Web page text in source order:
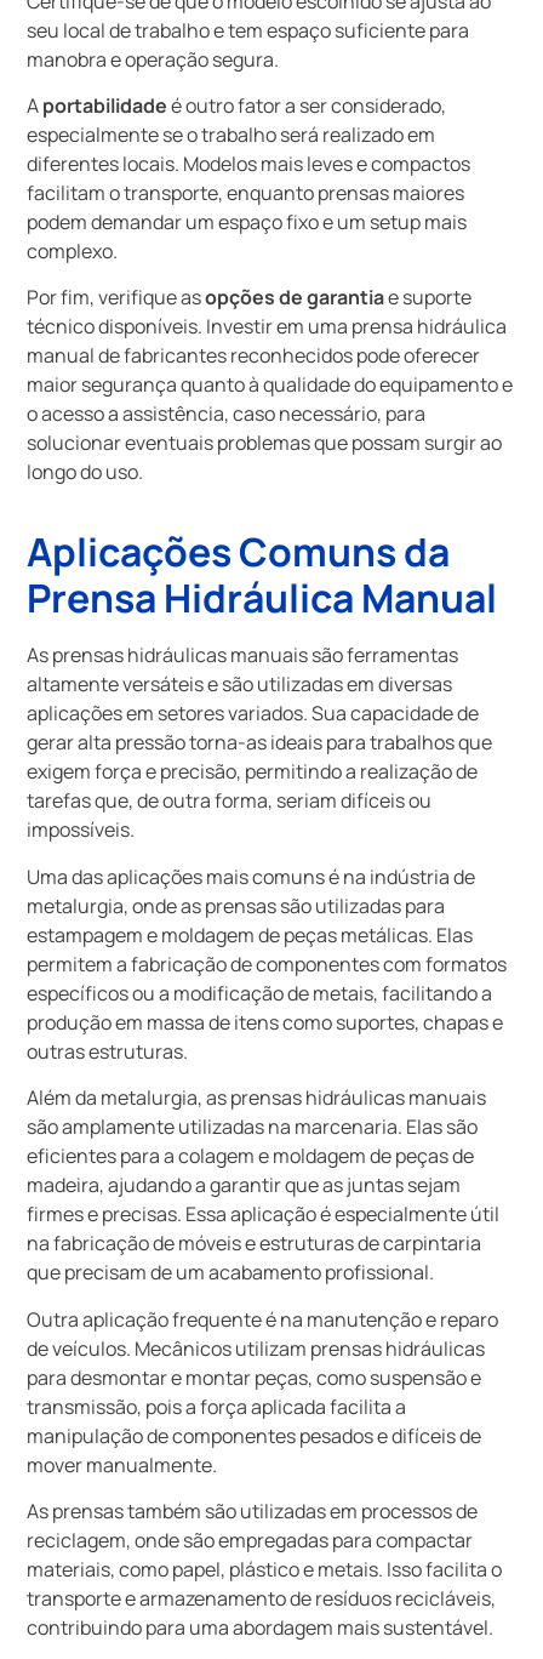
seu local de trabalho e tem espaço suficiente para
manobra e operação segura.
Aportabilidadeé outro fator a ser considerado,
especialmente se o trabalho será realizado em
diferentes locais. Modelos mais leves e compactos
facilitam o transporte, enquanto prensas maiores
podem demandar um espaço fixo e um setup mais
complexo.
Por fim, verifique asopções de garantiae suporte
técnico disponíveis. Investir em uma prensa hidráulica
manual de fabricantes reconhecidos pode oferecer
maior segurança quanto à qualidade do equipamento e
o acesso a assistência, caso necessário, para
solucionar eventuais problemas que possam surgir ao
longo do uso.
Aplicações Comuns da
Prensa Hidráulica Manual
As prensas hidráulicas manuais são ferramentas
altamente versáteis e são utilizadas em diversas
aplicações em setores variados. Sua capacidade de
gerar alta pressão torna-as ideais para trabalhos que
exigem força e precisão, permitindo a realização de
tarefas que, de outra forma, seriam difíceis ou
impossíveis.
Uma das aplicações mais comuns é na indústria de
metalurgia, onde as prensas são utilizadas para
estampagem e moldagem de peças metálicas. Elas
permitem a fabricação de componentes com formatos
específicos ou a modificação de metais, facilitando a
produção em massa de itens como suportes, chapas e
outras estruturas.
Além da metalurgia, as prensas hidráulicas manuais
são amplamente utilizadas na marcenaria. Elas são
eficientes para a colagem e moldagem de peças de
madeira, ajudando a garantir que as juntas sejam
firmes e precisas. Essa aplicação é especialmente útil
na fabricação de móveis e estruturas de carpintaria
que precisam de um acabamento profissional.
Outra aplicação frequente é na manutenção e reparo
de veículos. Mecânicos utilizam prensas hidráulicas
para desmontar e montar peças, como suspensão e
transmissão, pois a força aplicada facilita a
manipulação de componentes pesados e difíceis de
mover manualmente.
As prensas também são utilizadas em processos de
reciclagem, onde são empregadas para compactar
materiais, como papel, plástico e metais. Isso facilita o
transporte e armazenamento de resíduos recicláveis,
contribuindo para uma abordagem mais sustentável.